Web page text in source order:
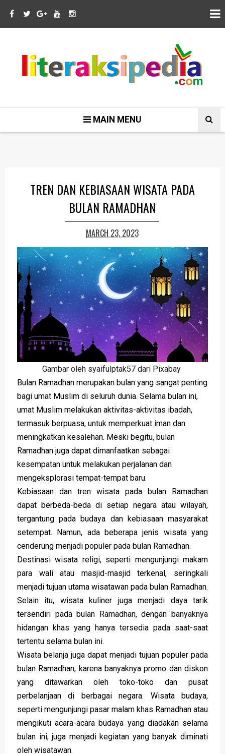
MAIN MENU
TREN DAN KEBIASAAN WISATA PADA
BULAN RAMADHAN
MARCH 23, 2023
Gambar oleh syaifulptak57 dari Pixabay
Bulan Ramadhan merupakan bulan yang sangat penting
bagi umat Muslim di seluruh dunia. Selama bulan ini,
umat Muslim melakukan aktivitas-aktivitas ibadah,
termasuk berpuasa, untuk memperkuat iman dan
meningkatkan kesalehan. Meski begitu, bulan
Ramadhan juga dapat dimanfaatkan sebagai
kesempatan untuk melakukan perjalanan dan
mengeksplorasi tempat-tempat baru.
Kebiasaan dan tren wisata pada bulan Ramadhan
dapat berbeda-beda di setiap negara atau wilayah,
tergantung pada budaya dan kebiasaan masyarakat
setempat. Namun, ada beberapa jenis wisata yang
cenderung menjadi populer pada bulan Ramadhan.
Destinasi wisata religi, seperti mengunjungi makam
para wali atau masjid-masjid terkenal, seringkali
menjadi tujuan utama wisatawan pada bulan Ramadhan.
Selain itu, wisata kuliner juga menjadi daya tarik
tersendiri pada bulan Ramadhan, dengan banyaknya
hidangan khas yang hanya tersedia pada saat-saat
tertentu selama bulan ini.
Wisata belanja juga dapat menjadi tujuan populer pada
bulan Ramadhan, karena banyaknya promo dan diskon
yang ditawarkan oleh toko-toko dan pusat
perbelanjaan di berbagai negara. Wisata budaya,
seperti mengunjungi pasar malam khas Ramadhan atau
mengikuti acara-acara budaya yang diadakan selama
bulan ini, juga menjadi kegiatan yang banyak diminati
oleh wisatawan.